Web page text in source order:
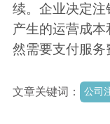
续。企业决定
产生的运营成
然需要支付服务
文章关键词： 公司